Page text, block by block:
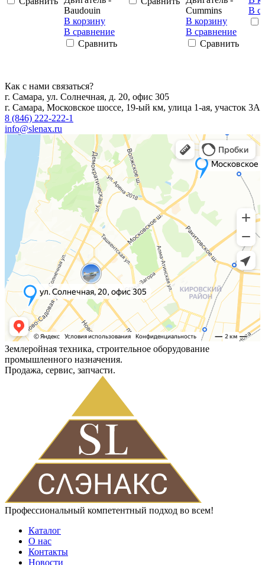
Baudouin
В корзину
В сравнение
Сравнить
Cummins
В корзину
В сравнение
Сравнить
В
Как с нами связаться?
г. Самара, ул. Солнечная, д. 20, офис 305
г. Самара, Московское шоссе, 19-ый км, улица 1-ая, участок 3А
8 (846) 222-222-1
info@slenax.ru
Землеройная техника, строительное оборудование
промышленного назначения.
Продажа, сервис, запчасти.
Профессиональный компетентный подход во всем!
Каталог
О нас
Контакты
Новости